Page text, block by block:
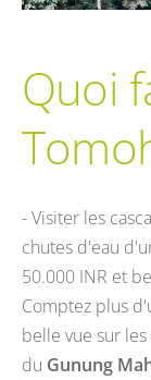
Quoi
- Visiter les
chutes d'eau
50.000 INR et
Comptez plus
belle vue
du Gunung